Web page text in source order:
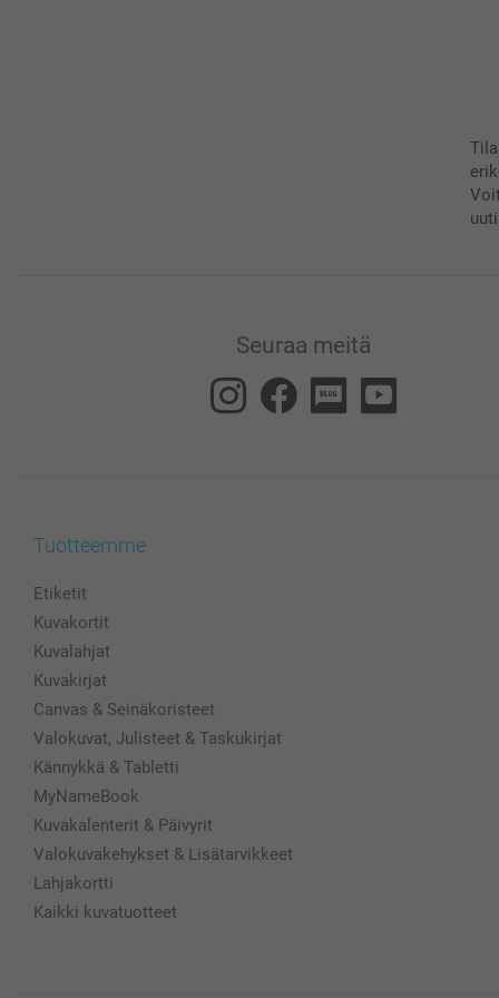
Seuraa meitä
Tuotteemme
Etiketit
Kuvakortit
Kuvalahjat
Kuvakirjat
Canvas & Seinäkoristeet
Valokuvat, Julisteet & Taskukirjat
Kännykkä & Tabletti
MyNameBook
Kuvakalenterit & Päivyrit
Valokuvakehykset & Lisätarvikkeet
Lahjakortti
Kaikki kuvatuotteet